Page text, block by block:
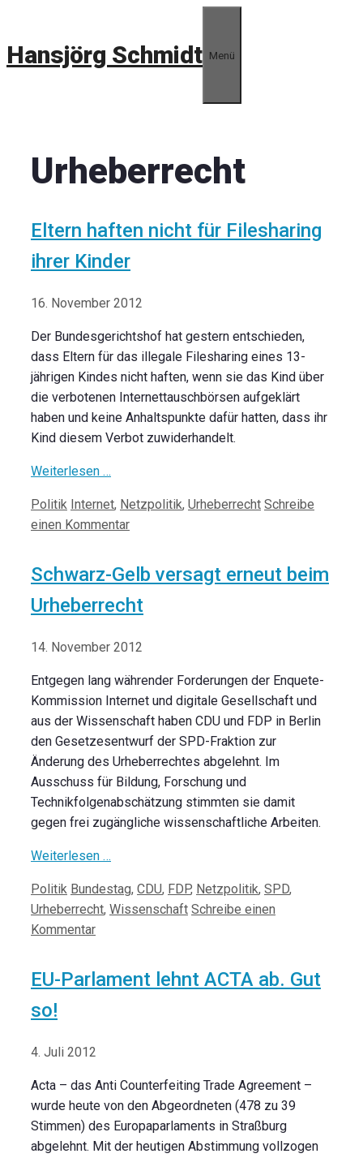
springen
Hansjörg Schmidt Menü
Urheberrecht
Eltern haften nicht für Filesharing
ihrer Kinder
16. November 2012
Der Bundesgerichtshof hat gestern entschieden,
dass Eltern für das illegale Filesharing eines 13-
jährigen Kindes nicht haften, wenn sie das Kind über
die verbotenen Internettauschbörsen aufgeklärt
haben und keine Anhaltspunkte dafür hatten, dass ihr
Kind diesem Verbot zuwiderhandelt.
Weiterlesen …
Kategorien
Politik Schlagwörter
Internet, Netzpolitik, Urheberrecht Schreibe
einen Kommentar
Schwarz-Gelb versagt erneut beim
Urheberrecht
14. November 2012
Entgegen lang währender Forderungen der Enquete-
Kommission Internet und digitale Gesellschaft und
aus der Wissenschaft haben CDU und FDP in Berlin
den Gesetzesentwurf der SPD-Fraktion zur
Änderung des Urheberrechtes abgelehnt. Im
Ausschuss für Bildung, Forschung und
Technikfolgenabschätzung stimmten sie damit
gegen frei zugängliche wissenschaftliche Arbeiten.
Weiterlesen …
Kategorien
Politik Schlagwörter
Bundestag, CDU, FDP, Netzpolitik, SPD,
Urheberrecht, Wissenschaft Schreibe einen
Kommentar
EU-Parlament lehnt ACTA ab. Gut
so!
4. Juli 2012
Acta – das Anti Counterfeiting Trade Agreement –
wurde heute von den Abgeordneten (478 zu 39
Stimmen) des Europaparlaments in Straßburg
abgelehnt. Mit der heutigen Abstimmung vollzogen